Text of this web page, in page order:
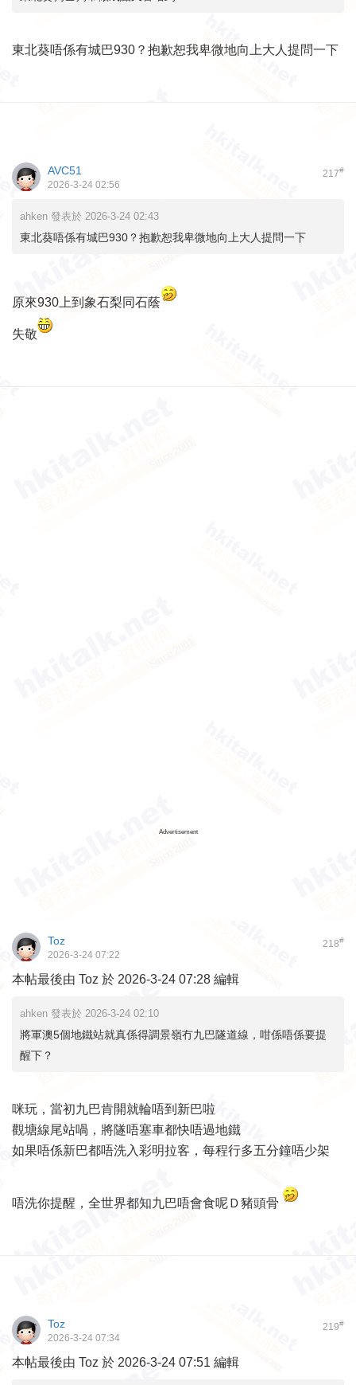
東北葵唔係有城巴930？抱歉恕我卑微地向上大人提問一下
217#
AVC51
2026-3-24 02:56
ahken 發表於 2026-3-24 02:43
東北葵唔係有城巴930？抱歉恕我卑微地向上大人提問一下
原來930上到象石梨同石蔭
失敬
Advertisement
218#
Toz
2026-3-24 07:22
本帖最後由 Toz 於 2026-3-24 07:28 編輯
ahken 發表於 2026-3-24 02:10
將軍澳5個地鐵站就真係得調景嶺冇九巴隧道線，咁係唔係要提
醒下？
咪玩，當初九巴肯開就輪唔到新巴啦
觀塘線尾站喎，將隧唔塞車都快唔過地鐵
如果唔係新巴都唔洗入彩明拉客，每程行多五分鐘唔少架
唔洗你提醒，全世界都知九巴唔會食呢Ｄ豬頭骨
219#
Toz
2026-3-24 07:34
本帖最後由 Toz 於 2026-3-24 07:51 編輯